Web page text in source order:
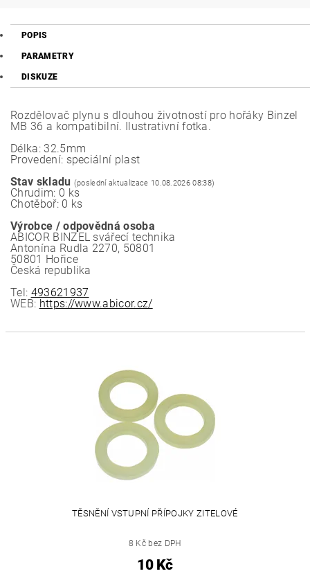
POPIS
PARAMETRY
DISKUZE
Rozdělovač plynu s dlouhou životností pro hořáky Binzel
MB 36 a kompatibilní. Ilustrativní fotka.
Délka: 32.5mm
Provedení: speciální plast
Stav skladu (poslední aktualizace 10.08.2026 08:38)
Chrudim: 0 ks
Chotěboř: 0 ks
Výrobce / odpovědná osoba
ABICOR BINZEL svářecí technika
Antonína Rudla 2270, 50801
50801 Hořice
Česká republika
Tel: 493621937
WEB: https://www.abicor.cz/
TĚSNĚNÍ VSTUPNÍ PŘÍPOJKY ZITELOVÉ
8 Kč bez DPH
10 Kč